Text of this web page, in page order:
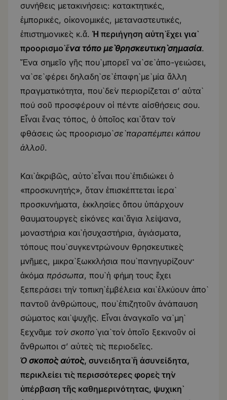
συνήθεις μετακινήσεις: κατακτητικές,
ἐμπορικές, οἰκονομικές, μεταναστευτικές,
ἐπιστημονικὲς κ.ἄ. Ἡ περιήγηση αὐτὴ ἔχει γιὰ
προορισμὸἕνα τόπο μὲθρησκευτικὴσημασία.
Ἕνα σημεῖο γῆς ποὺ μπορεῖ νὰ σὲ ἀπο-γειώσει,
νὰ σὲ φέρει δηλαδὴ σὲ ἐπαφὴ μὲ μία ἄλλη
πραγματικότητα, ποὺ δὲν περιορίζεται σ’ αὐτὰ
πού σοῦ προσφέρουν οἱ πέντε αἰσθήσεις σου.
Εἶναι ἕνας τόπος, ὁ ὁποῖος καὶ ὅταν τὸν
φθάσεις ὡς προορισμὸσὲπαραπέμπει κάπου
ἀλλοῦ.
Καὶ ἀκριβῶς, αὐτὸ εἶναι ποὺ ἐπιδιώκει ὁ
«προσκυνητής», ὅταν ἐπισκέπτεται ἱερὰ
προσκυνήματα, ἐκκλησίες ὅπου ὑπάρχουν
θαυματουργὲς εἰκόνες καὶ ἅγια λείψανα,
μοναστήρια καὶ ἡσυχαστήρια, ἁγιάσματα,
τόπους ποὺ συγκεντρώνουν θρησκευτικὲς
μνῆμες, μικρὰ ξωκκλήσια ποὺ πανηγυρίζουν·
ἀκόμα πρόσωπα, ποὺ ἡ φήμη τους ἔχει
ξεπεράσει τὴν τοπικὴ ἐμβέλεια καὶ ἑλκύουν ἀπὸ
παντοῦ ἀνθρώπους, ποὺ ἐπιζητοῦν ἀνάπαυση
σώματος καὶ ψυχῆς. Εἶναι ἀναγκαῖο νὰ μὴ
ξεχνᾶμε τὸνσκοπὸγιὰ τὸν ὁποῖο ξεκινοῦν οἱ
ἄνθρωποι σ’ αὐτὲς τὶς περιοδεῖες.
Ὁ σκοπὸς αὐτὸς, συνειδητὰ ἢ ἀσυνείδητα,
περικλείει τὶς περισσότερες φορὲς τὴν
ὑπέρβαση τῆς καθημερινότητας, ψυχικὴ